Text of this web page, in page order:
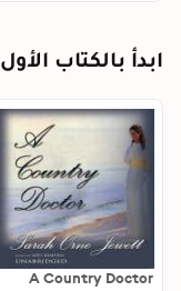
ابدأ بالكتاب الأول
A Country Doctor